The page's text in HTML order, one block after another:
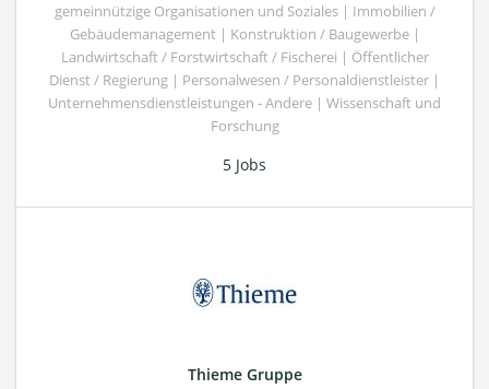
gemeinnützige Organisationen und Soziales | Immobilien /
Gebäudemanagement | Konstruktion / Baugewerbe |
Landwirtschaft / Forstwirtschaft / Fischerei | Öffentlicher
Dienst / Regierung | Personalwesen / Personaldienstleister |
Unternehmensdienstleistungen - Andere | Wissenschaft und
Forschung
5 Jobs
Thieme Gruppe